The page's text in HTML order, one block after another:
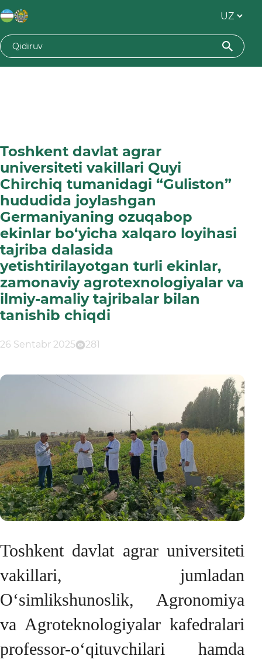
Toshkent davlat agrar
universiteti vakillari Quyi
Chirchiq tumanidagi “Guliston”
hududida joylashgan
Germaniyaning ozuqabop
ekinlar bo‘yicha xalqaro loyihasi
tajriba dalasida
yetishtirilayotgan turli ekinlar,
zamonaviy agrotexnologiyalar va
ilmiy-amaliy tajribalar bilan
tanishib chiqdi
26 Sentabr 2025 281
Toshkent davlat agrar universiteti
vakillari, jumladan
O‘simlikshunoslik, Agronomiya
va Agroteknologiyalar kafedralari
professor-o‘qituvchilari hamda